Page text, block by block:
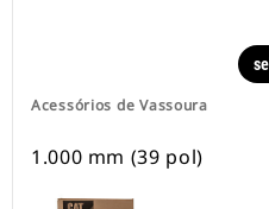
Acessórios de Vassoura
1.000 mm (39 pol)